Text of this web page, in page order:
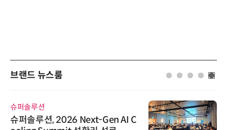
브랜드 뉴스룸
슈퍼솔루션
슈퍼솔루션, 2026 Next-Gen AI C